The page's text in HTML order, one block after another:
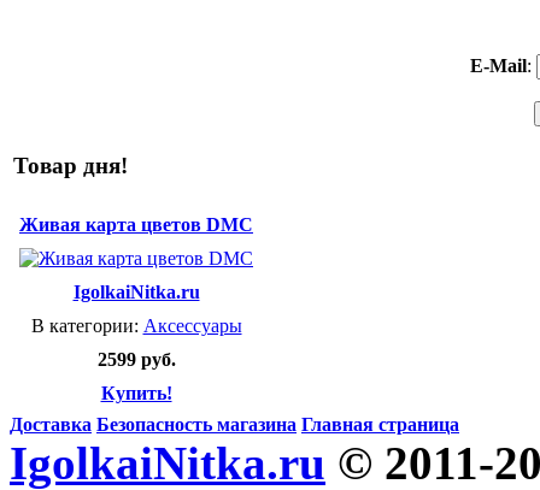
E-Mail:
Товар дня!
Живая карта цветов DMC
IgolkaiNitka.ru
В категории: Аксессуары
2599 руб.
Купить!
Доставка Безопасность магазина Главная страница
IgolkaiNitka.ru © 2011-